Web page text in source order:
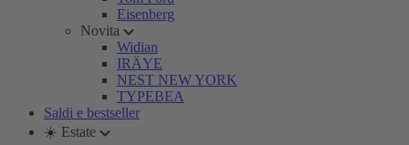
Eisenberg
Novita
Widian
IRÄYE
NEST NEW YORK
TYPEBEA
Saldi e bestseller
☀️ Estate